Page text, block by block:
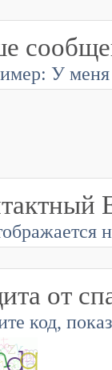
У меня
от
код,